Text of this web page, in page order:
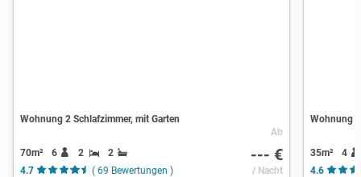
Wohnung 2 Schlafzimmer, mit Garten
70m² 6 2
2
4.7
( 69 Bewertungen )
Ab
--- €
/ Nacht
Wohnung
35m²
4
4.6